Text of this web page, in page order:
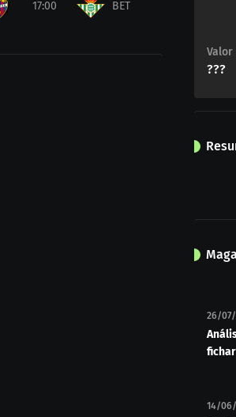
17:00 BET
Valor
???
26/
fichar
14/